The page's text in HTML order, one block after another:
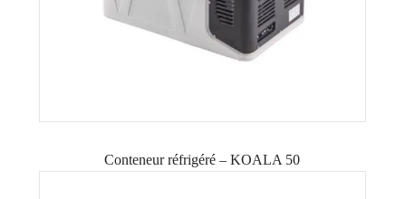
Conteneur réfrigéré – KOALA 50